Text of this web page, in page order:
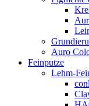
Auro
Feinputze
Lehm-